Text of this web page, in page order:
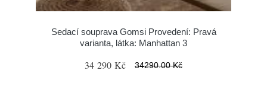
Sedací souprava Gomsi Provedení: Pravá
varianta, látka: Manhattan 3
34 290 Kč 34290.00 Kč